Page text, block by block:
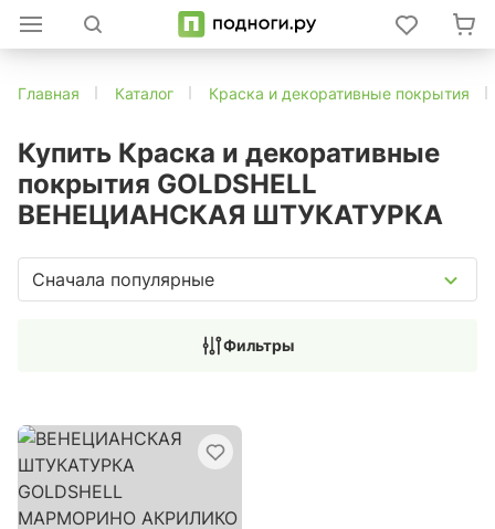
Главная Каталог Краска и декоративные покрытия
Купить Краска и декоративные
покрытия GOLDSHELL
ВЕНЕЦИАНСКАЯ ШТУКАТУРКА
Сначала популярные
Фильтры